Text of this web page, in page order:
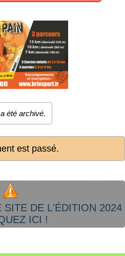
été archivé.
est passé.
SITE DE L'ÉDITION 2024
ICI !